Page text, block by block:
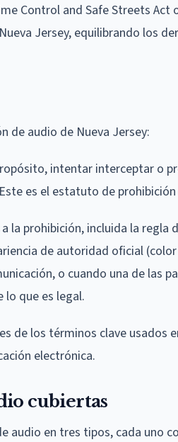
Control and Safe Streets
Jersey, equilibrando los
de audio de Nueva Jersey:
intentar interceptar o
es el estatuto de
la prohibición, incluida la
de autoridad oficial
o cuando una de las
que es legal.
de los términos clave usados
electrónica.
cubiertas
audio en tres tipos, cada uno